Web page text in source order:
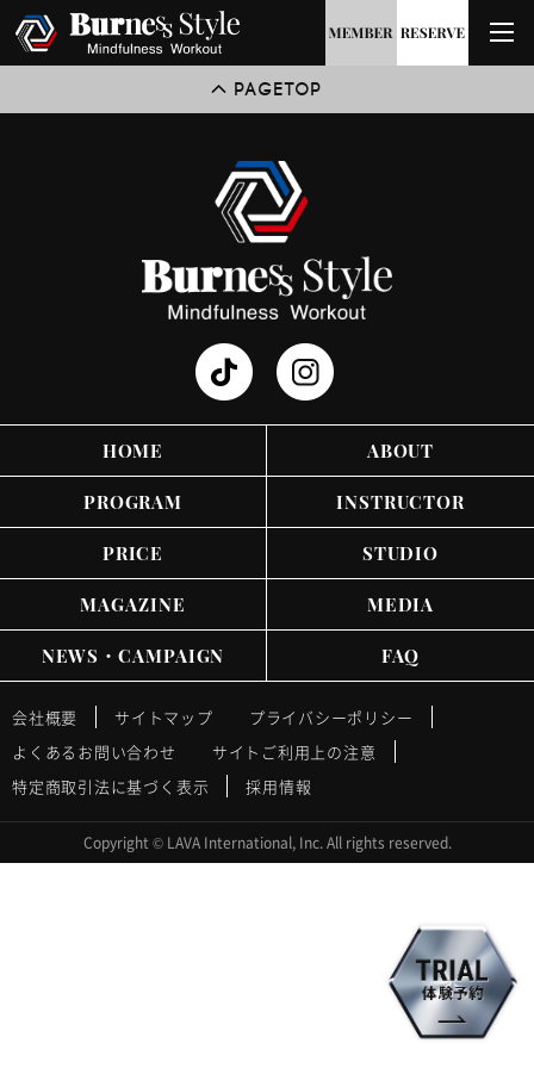
PAGETOP
HOME ABOUT
PROGRAM INSTRUCTOR
PRICE STUDIO
MAGAZINE MEDIA
NEWS・CAMPAIGN FAQ
会社概要 サイトマップ
プライバシーポリシー
よくあるお問い合わせ
サイトご利用上の注意
特定商取引法に基づく表示
採用情報
Copyright © LAVA International, Inc. All rights reserved.